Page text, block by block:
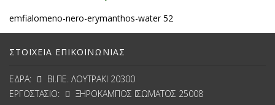
emfialomeno-nero-erymanthos-water 52
ΣΤΟΙΧΕΊΑ ΕΠΙΚΟΙΝΩΝΊΑΣ
ΕΔΡΑ:
ΒΙ.ΠΕ. ΛΟΥΤΡΑΚΙ 20300
ΕΡΓΟΣΤΑΣΙΟ:
ΞΗΡΟΚΑΜΠΟΣ ΙΣΩΜΑΤΟΣ 25008